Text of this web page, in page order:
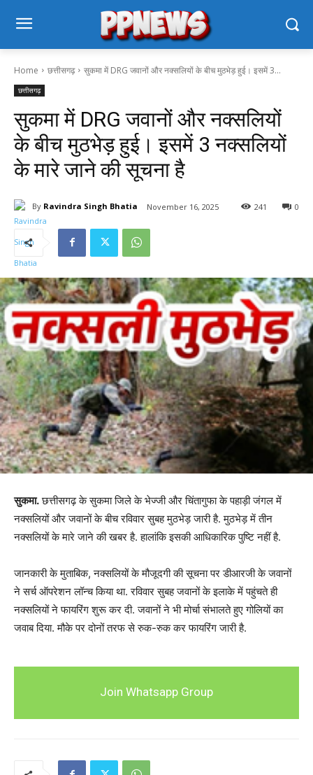
Home छत्तीसगढ़ सुकमा में DRG जवानों और नक्सलियों के बीच मुठभेड़ हुई। इसमें 3...
छत्तीसगढ़
सुकमा में DRG जवानों और नक्सलियों
के बीच मुठभेड़ हुई। इसमें 3 नक्सलियों
के मारे जाने की सूचना है
By Ravindra Singh Bhatia November 16, 2025 0
241
सुकमा.छत्तीसगढ़ के सुकमा जिले के भेज्जी और चिंतागुफा के पहाड़ी जंगल में
नक्सलियों और जवानों के बीच रविवार सुबह मुठभेड़ जारी है. मुठभेड़ में तीन
नक्सलियों के मारे जाने की खबर है. हालांकि इसकी आधिकारिक पुष्टि नहीं है.
जानकारी के मुताबिक, नक्सलियों के मौजूदगी की सूचना पर डीआरजी के जवानों
ने सर्च ऑपरेशन लॉन्च किया था. रविवार सुबह जवानों के इलाके में पहुंचते ही
नक्सलियों ने फायरिंग शुरू कर दी. जवानों ने भी मोर्चा संभालते हुए गोलियों का
जवाब दिया. मौके पर दोनों तरफ से रुक-रुक कर फायरिंग जारी है.
Join Whatsapp Group